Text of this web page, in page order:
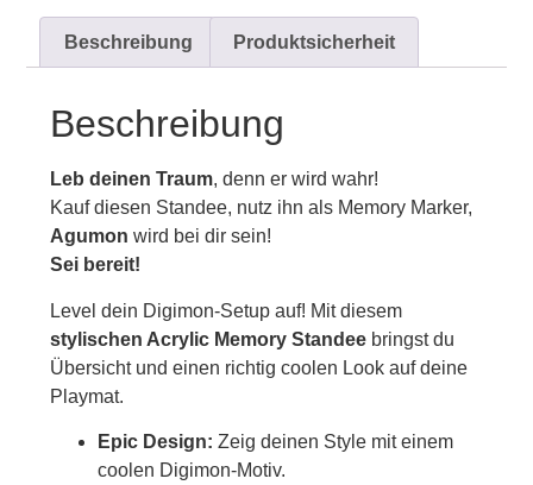
Beschreibung Produktsicherheit
Beschreibung
Leb deinen Traum, denn er wird wahr!
Kauf diesen Standee, nutz ihn als Memory Marker,
Agumonwird bei dir sein!
Sei bereit!
Level dein Digimon-Setup auf! Mit diesem
stylischen Acrylic Memory Standee bringst du
Übersicht und einen richtig coolen Look auf deine
Playmat.
Epic Design: Zeig deinen Style mit einem
coolen Digimon-Motiv.